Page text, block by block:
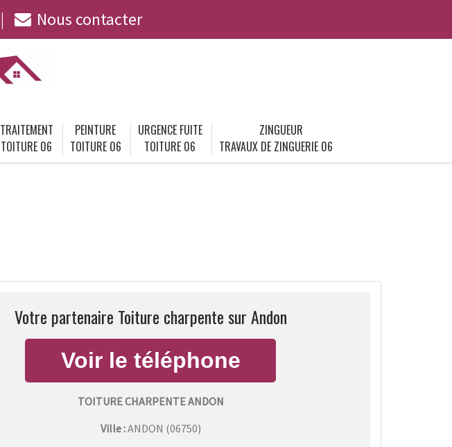
Nous contacter
TRAITEMENT
TOITURE 06
PEINTURE
TOITURE 06
URGENCE FUITE
TOITURE 06
ZINGUEUR
TRAVAUX DE ZINGUERIE 06
Votre partenaire Toiture charpente sur Andon
TOITURE CHARPENTE ANDON
Ville :ANDON (06750)